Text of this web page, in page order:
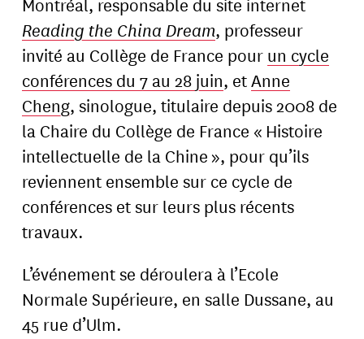
Reading the China Dream, professeur
invité au Collège de France pour un cycle
conférences du 7 au 28 juin, etAnne
Cheng, sinologue, titulaire depuis 2008 de
la Chaire du Collège de France « Histoire
intellectuelle de la Chine », pour qu’ils
reviennent ensemble sur ce cycle de
conférences et sur leurs plus récents
travaux.
L’événement se déroulera à l’Ecole
Normale Supérieure, en salle Dussane, au
45 rue d’Ulm.